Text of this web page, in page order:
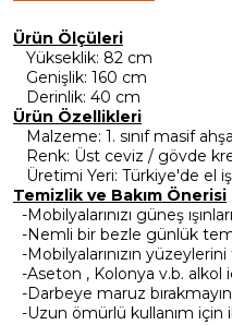
Ürün Ölçüleri
Yükseklik: 82 cm
Genişlik: 160 cm
Derinlik: 40 cm
Ürün Özellikleri
Malzeme: 1. sınıf masif
Renk: Üst ceviz / gövde
Üretimi Yeri: Türkiye'de el
Temizlik ve Bakım Önerisi
-Mobilyalarınızı güneş
-Nemli bir bezle günlük
-Mobilyalarınızın
-Aseton , Kolonya v.b.
-Darbeye maruz
-Uzun ömürlü kullanım